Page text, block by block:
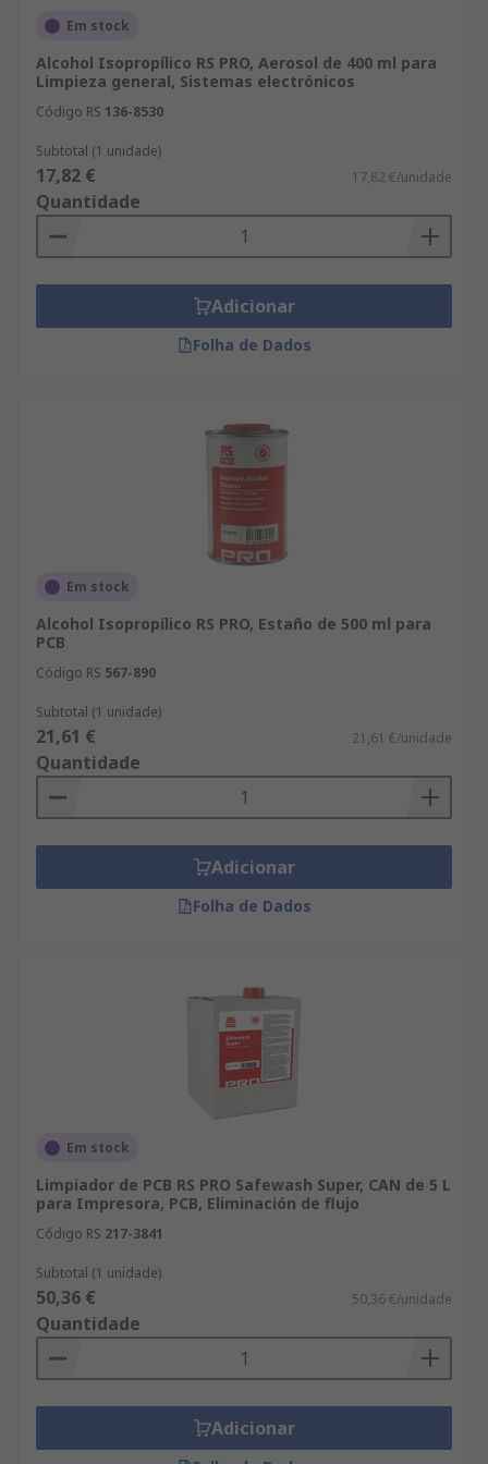
conocer los ingredientes y los consejos dados
para cada producto.
Em stock
Alcohol Isopropílico RS PRO, Aerosol de 400 ml para
Limpieza general, Sistemas electrónicos
Código RS 136-8530
Subtotal (1 unidade)
17,82 € 17,82 €/unidade
Quantidade
Adicionar
Folha de Dados
Em stock
Alcohol Isopropílico RS PRO, Estaño de 500 ml para
PCB
Código RS 567-890
Subtotal (1 unidade)
21,61 € 21,61 €/unidade
Quantidade
Adicionar
Folha de Dados
Em stock
Limpiador de PCB RS PRO Safewash Super, CAN de 5 L
para Impresora, PCB, Eliminación de flujo
Código RS 217-3841
Subtotal (1 unidade)
50,36 € 50,36 €/unidade
Quantidade
Adicionar